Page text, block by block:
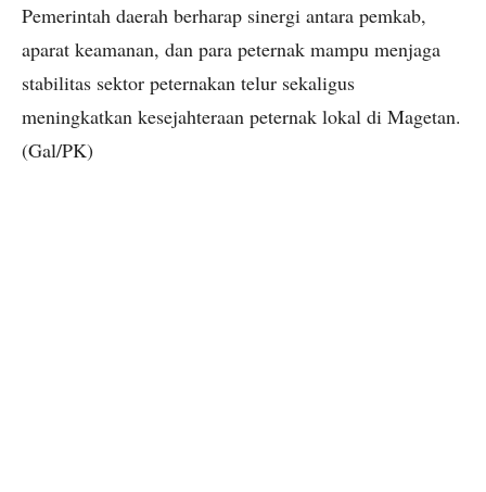
Pemerintah daerah berharap sinergi antara pemkab,
aparat keamanan, dan para peternak mampu menjaga
stabilitas sektor peternakan telur sekaligus
meningkatkan kesejahteraan peternak lokal di Magetan.
(Gal/PK)